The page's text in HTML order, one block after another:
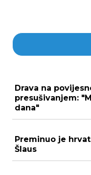
Drava na
presušivanjem:
dana"
Preminuo je
Šlaus